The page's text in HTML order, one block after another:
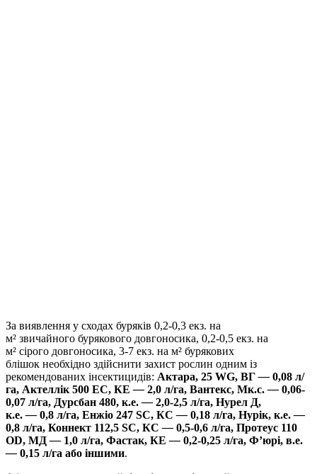
За виявлення у сходах буряків 0,2-0,3 екз. на
м² звичайного бурякового довгоносика, 0,2-0,5 екз. на
м² сірого довгоносика, 3-7 екз. на м² бурякових
блішок необхідно здійснити захист рослин одним із
рекомендованих інсектицидів: Актара, 25 WG, ВГ— 0,08 л/
га, Актеллік 500 ЕС, КЕ— 2,0 л/га, Вантекс, Мк.с.— 0,06-
0,07 л/га, Дурсбан 480, к.е.— 2,0-2,5 л/га, Нурел Д,
к.е.— 0,8 л/га, Енжіо 247 SC, КС— 0,18 л/га, Нурік, к.е.—
0,8 л/га, Коннект 112,5 SC, КС— 0,5-0,6 л/га, Протеус 110
ОD, МД— 1,0 л/га, Фастак, КЕ— 0,2-0,25 л/га, Ф’юрі, в.е.
— 0,15 л/га або іншими.